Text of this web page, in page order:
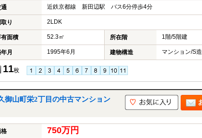
近鉄京都線 新田辺駅 バス6分停歩4分
取り 2LDK
面積 52.3㎡ 所在階 1階/5階建
月 1995年6月 建物構造 マンション/S造
11枚
御山町栄2丁目の中古マンション
750万円